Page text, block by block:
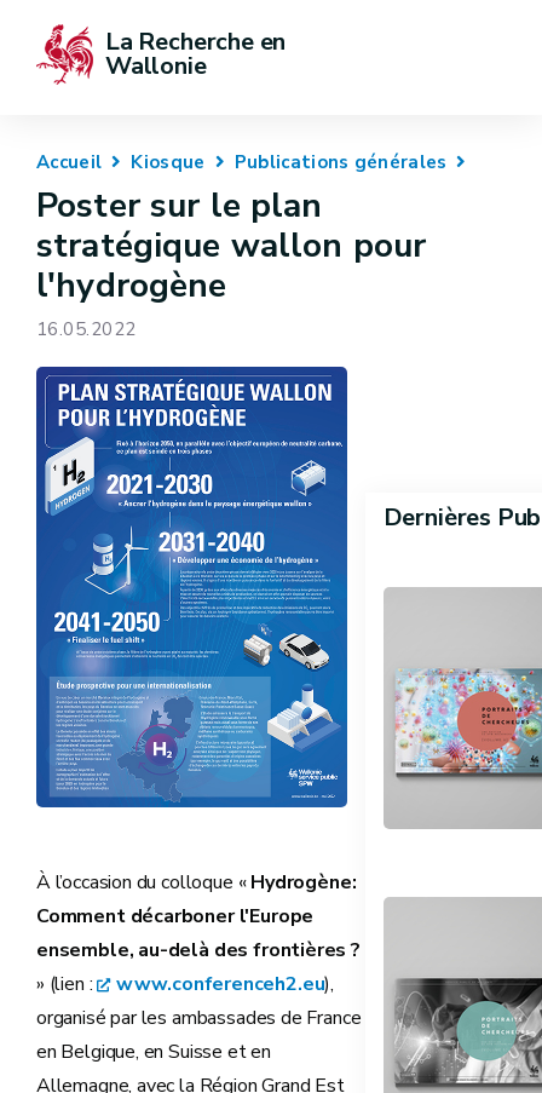
La Recherche en
Wallonie
Accueil Kiosque Publications générales
Poster sur le plan
stratégique wallon pour
l'hydrogène
16.05.2022
À l’occasion du colloque «Hydrogène:
Comment décarboner l'Europe
ensemble, au-delà des frontières ?
» (lien :
www.conferenceh2.eu),
organisé par les ambassades de France
en Belgique, en Suisse et en
Allemagne, avec la Région Grand Est
Dernières